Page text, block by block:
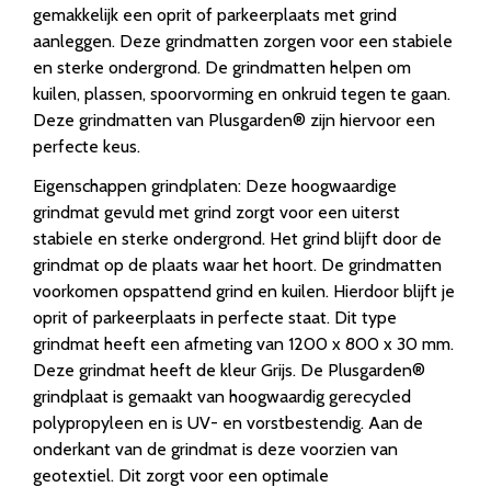
gemakkelijk een oprit of parkeerplaats met grind
aanleggen. Deze grindmatten zorgen voor een stabiele
en sterke ondergrond. De grindmatten helpen om
kuilen, plassen, spoorvorming en onkruid tegen te gaan.
Deze grindmatten van Plusgarden® zijn hiervoor een
perfecte keus.
Eigenschappen grindplaten: Deze hoogwaardige
grindmat gevuld met grind zorgt voor een uiterst
stabiele en sterke ondergrond. Het grind blijft door de
grindmat op de plaats waar het hoort. De grindmatten
voorkomen opspattend grind en kuilen. Hierdoor blijft je
oprit of parkeerplaats in perfecte staat. Dit type
grindmat heeft een afmeting van 1200 x 800 x 30 mm.
Deze grindmat heeft de kleur Grijs. De Plusgarden®
grindplaat is gemaakt van hoogwaardig gerecycled
polypropyleen en is UV- en vorstbestendig. Aan de
onderkant van de grindmat is deze voorzien van
geotextiel. Dit zorgt voor een optimale